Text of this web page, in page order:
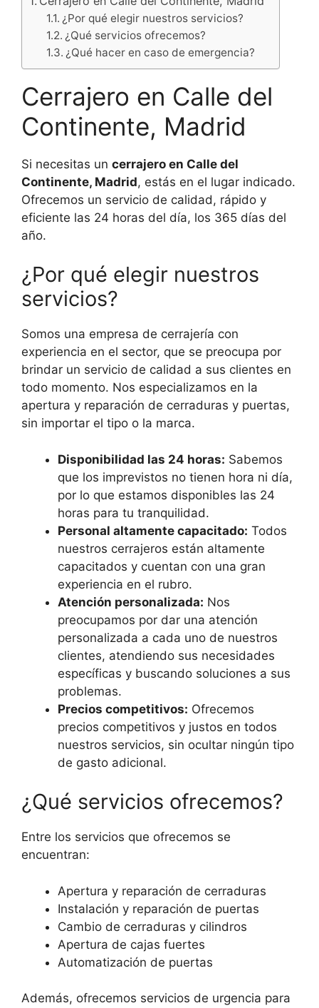
¿Por qué elegir nuestros servicios?
¿Qué servicios ofrecemos?
¿Qué hacer en caso de emergencia?
Cerrajero en Calle del
Continente, Madrid
Si necesitas un cerrajero en Calle del
Continente, Madrid, estás en el lugar indicado.
Ofrecemos un servicio de calidad, rápido y
eficiente las 24 horas del día, los 365 días del
año.
¿Por qué elegir nuestros
servicios?
Somos una empresa de cerrajería con
experiencia en el sector, que se preocupa por
brindar un servicio de calidad a sus clientes en
todo momento. Nos especializamos en la
apertura y reparación de cerraduras y puertas,
sin importar el tipo o la marca.
Disponibilidad las 24 horas: Sabemos
que los imprevistos no tienen hora ni día,
por lo que estamos disponibles las 24
horas para tu tranquilidad.
Personal altamente capacitado: Todos
nuestros cerrajeros están altamente
capacitados y cuentan con una gran
experiencia en el rubro.
Atención personalizada: Nos
preocupamos por dar una atención
personalizada a cada uno de nuestros
clientes, atendiendo sus necesidades
específicas y buscando soluciones a sus
problemas.
Precios competitivos: Ofrecemos
precios competitivos y justos en todos
nuestros servicios, sin ocultar ningún tipo
de gasto adicional.
¿Qué servicios ofrecemos?
Entre los servicios que ofrecemos se
encuentran:
Apertura y reparación de cerraduras
Instalación y reparación de puertas
Cambio de cerraduras y cilindros
Apertura de cajas fuertes
Automatización de puertas
Además, ofrecemos servicios de urgencia para